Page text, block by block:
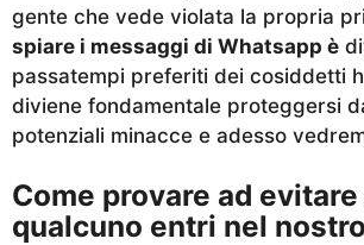
gente che vede violata la propria
spiare i messaggi di Whatsapp è
passatempi preferiti dei cosiddetti
diviene fondamentale proteggersi
potenziali minacce e adesso
Come provare ad
qualcuno entri nel